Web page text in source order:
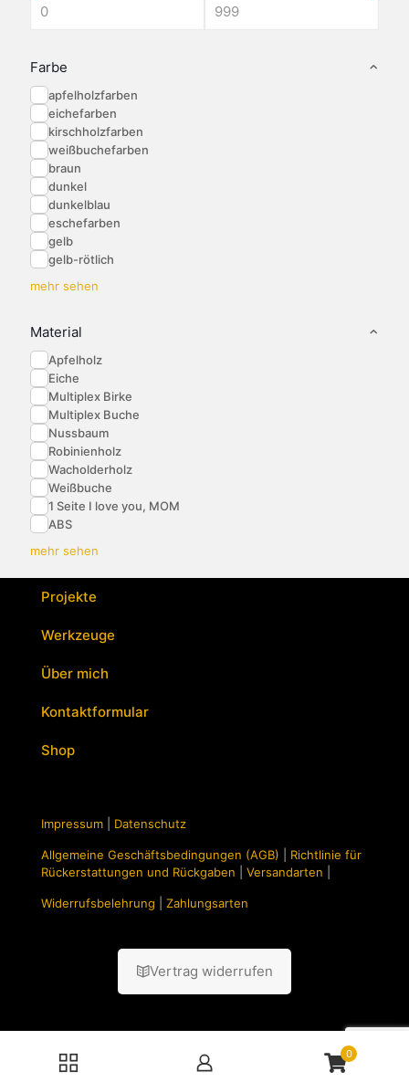
Farbe
apfelholzfarben
eichefarben
kirschholzfarben
weißbuchefarben
braun
dunkel
dunkelblau
eschefarben
gelb
gelb-rötlich
mehr sehen
Material
Apfelholz
Eiche
Multiplex Birke
Multiplex Buche
Nussbaum
Robinienholz
Wacholderholz
Weißbuche
1 Seite I love you, MOM
ABS
mehr sehen
Projekte
Werkzeuge
Über mich
Kontaktformular
Shop
Impressum Datenschutz
Allgemeine Geschäftsbedingungen (AGB)
Richtlinie für
Rückerstattungen und Rückgaben
Versandarten
Widerrufsbelehrung Zahlungsarten
Vertrag widerrufen
0